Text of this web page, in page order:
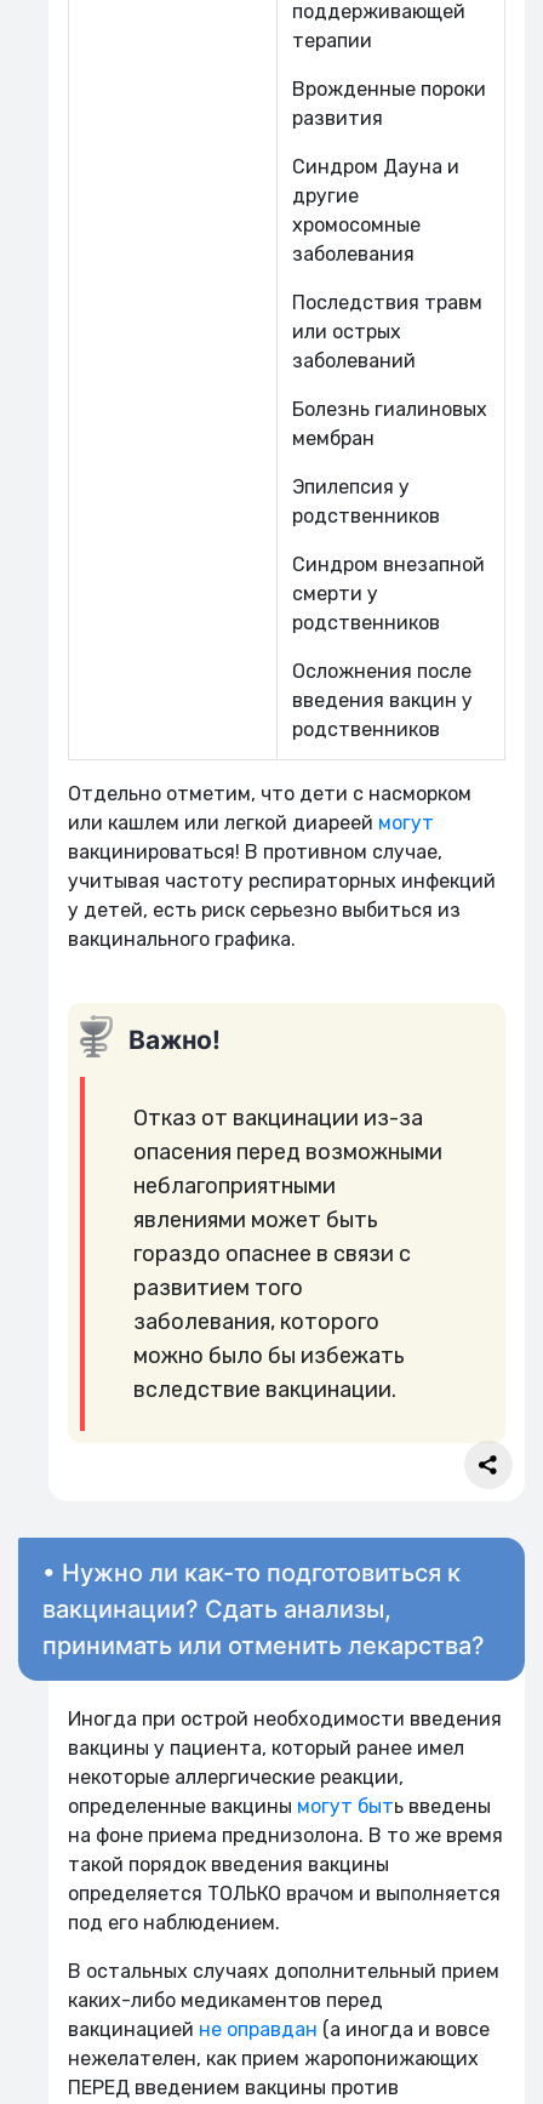
поддерживающей
терапии
Врожденные пороки
развития
Синдром Дауна и
другие
хромосомные
заболевания
Последствия травм
или острых
заболеваний
Болезнь гиалиновых
мембран
Эпилепсия у
родственников
Синдром внезапной
смерти у
родственников
Осложнения после
введения вакцин у
родственников
Отдельно отметим, что дети с насморком
или кашлем или легкой диареей могут
вакцинироваться! В противном случае,
учитывая частоту респираторных инфекций
у детей, есть риск серьезно выбиться из
вакцинального графика.
Важно!
Отказ от вакцинации из-за
опасения перед возможными
неблагоприятными
явлениями может быть
гораздо опаснее в связи с
развитием того
заболевания, которого
можно было бы избежать
вследствие вакцинации.
• Нужно ли как-то подготовиться к
вакцинации? Сдать анализы,
принимать или отменить лекарства?
Иногда при острой необходимости введения
вакцины у пациента, который ранее имел
некоторые аллергические реакции,
определенные вакцины могут быть введены
на фоне приема преднизолона. В то же время
такой порядок введения вакцины
определяется ТОЛЬКО врачом и выполняется
под его наблюдением.
В остальных случаях дополнительный прием
каких-либо медикаментов перед
вакцинацией не оправдан (а иногда и вовсе
нежелателен, как прием жаропонижающих
ПЕРЕД введением вакцины против